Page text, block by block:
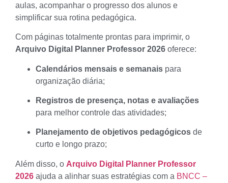
aulas, acompanhar o progresso dos alunos e
simplificar sua rotina pedagógica.
Com páginas totalmente prontas para imprimir, o
Arquivo Digital Planner Professor 2026 oferece:
Calendários mensais e semanais para
organização diária;
Registros de presença, notas e avaliações
para melhor controle das atividades;
Planejamento de objetivos pedagógicos de
curto e longo prazo;
Além disso, o Arquivo Digital Planner Professor
2026 ajuda a alinhar suas estratégias com a BNCC –